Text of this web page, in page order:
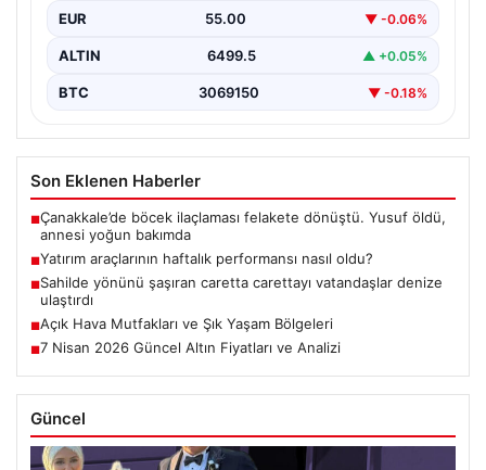
EUR 55.00 ▼ -0.06%
ALTIN 6499.5 ▲ +0.05%
BTC 3069150 ▼ -0.18%
Son Eklenen Haberler
■Çanakkale’de böcek ilaçlaması felakete dönüştü. Yusuf öldü,
annesi yoğun bakımda
■Yatırım araçlarının haftalık performansı nasıl oldu?
■Sahilde yönünü şaşıran caretta carettayı vatandaşlar denize
ulaştırdı
■Açık Hava Mutfakları ve Şık Yaşam Bölgeleri
■7 Nisan 2026 Güncel Altın Fiyatları ve Analizi
Güncel